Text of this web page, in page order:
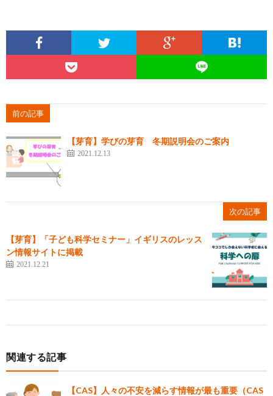
前の記事
【芽育】学びの芽育 冬期説明会のご案内
2021.12.13
次の記事
【芽育】「子ども科学セミナー」イギリスのレッス
ン情報サイトに掲載
2021.12.21
関連する記事
【CAS】人々の不安を減らす情報が最も重要（CAS